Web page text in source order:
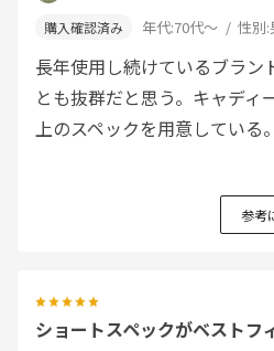
年代:70代～ 性別:
長年使用し続けているブラン
とも抜群だと思う。キャディ
上のスペックを用意している。
参考
ショートスペックがベストフ